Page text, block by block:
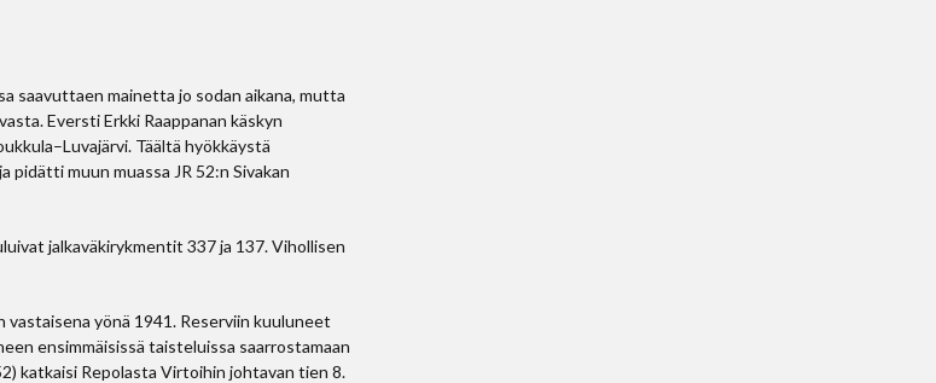
saavuttaen mainetta jo sodan aikana, mutta
Eversti Erkki Raappanan käskyn
Täältä hyökkäystä
muun muassa JR 52:n Sivakan
jalkaväkirykmentit 337 ja 137. Vihollisen
vastaisena yönä 1941. Reserviin kuuluneet
ensimmäisissä taisteluissa saarrostamaan
katkaisi Repolasta Virtoihin johtavan tien 8.